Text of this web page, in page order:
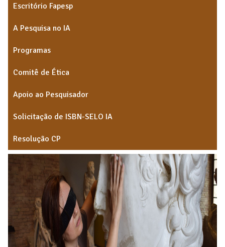
Escritório Fapesp
A Pesquisa no IA
Programas
Comitê de Ética
Apoio ao Pesquisador
Solicitação de ISBN-SELO IA
Resolução CP